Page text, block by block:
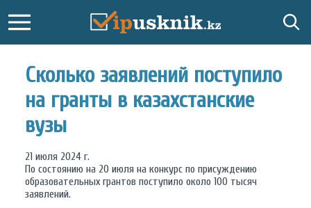
Сколько заявлений поступило
на гранты в казахстанские
вузы
21 июля 2024 г.
По состоянию на 20 июля на конкурс по присуждению
образовательных грантов поступило около 100 тысяч
заявлений.